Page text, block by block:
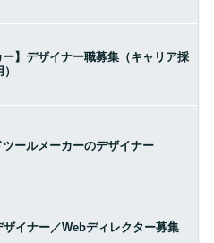
ー】デザイナー職募集（キャリア採
ツールメーカーのデザイナー
ザイナー／Webディレクター募集